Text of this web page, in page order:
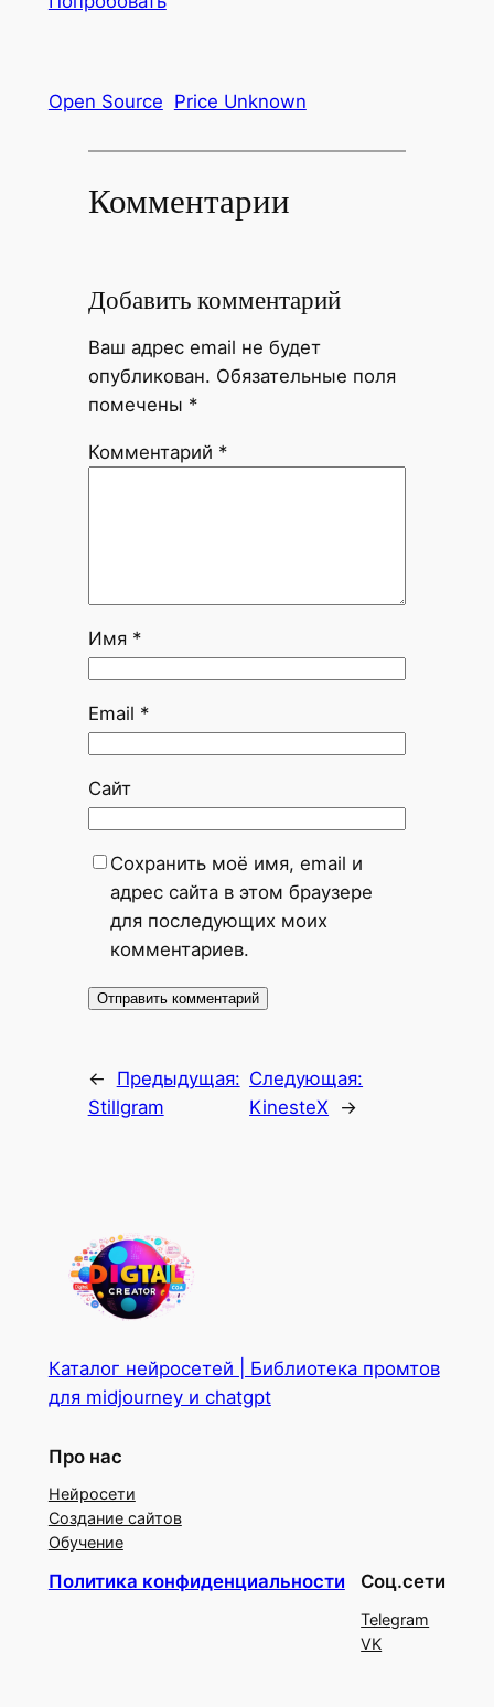
Open Source Price Unknown
Комментарии
Добавить комментарий
Ваш адрес email не будет
опубликован. Обязательные поля
помечены *
Комментарий *
Имя *
Email *
Сайт
Сохранить моё имя, email и
адрес сайта в этом браузере
для последующих моих
комментариев.
←
Предыдущая:
Stillgram
Следующая:
KinesteX
→
Каталог нейросетей | Библиотека промтов
для midjourney и chatgpt
Про нас
Нейросети
Создание сайтов
Обучение
Политика конфиденциальности Соц.сети
Telegram
VK